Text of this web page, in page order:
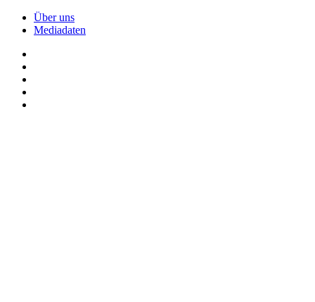
Über uns
Mediadaten